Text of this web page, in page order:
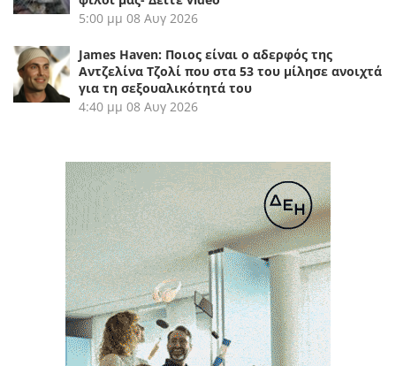
5:00 μμ 08 Αυγ 2026
James Haven: Ποιος είναι ο αδερφός της
Αντζελίνα Τζολί που στα 53 του μίλησε ανοιχτά
για τη σεξουαλικότητά του
4:40 μμ 08 Αυγ 2026